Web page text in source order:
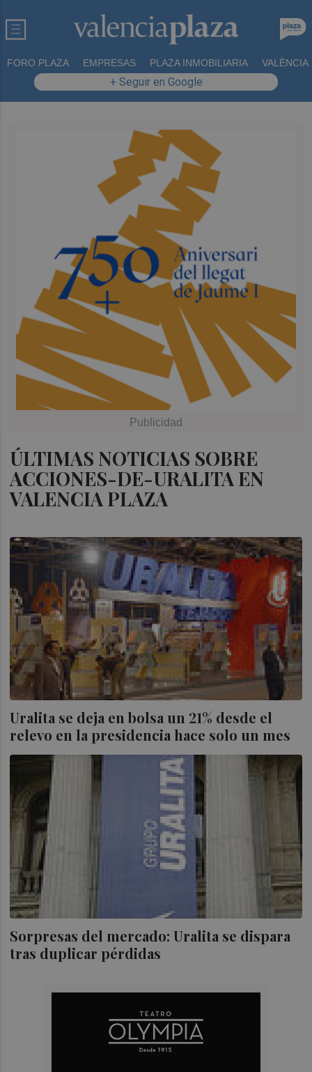
FORO PLAZA EMPRESAS PLAZA INMOBILIARIA VALÈNCIA
+ Seguir en Google
ÚLTIMAS NOTICIAS SOBRE
ACCIONES-DE-URALITA EN
VALENCIA PLAZA
Uralita se deja en bolsa un 21% desde el
relevo en la presidencia hace solo un mes
Sorpresas del mercado: Uralita se dispara
tras duplicar pérdidas